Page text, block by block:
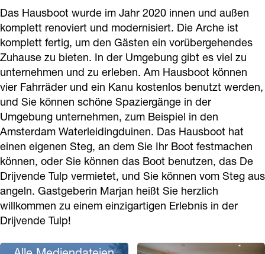
D
r
i
j
v
e
n
d
e
T
u
D
e
D
r
i
j
v
e
n
d
e
T
u
l
t
D
e
D
r
i
j
v
e
n
d
e
T
u
t
D
e
D
r
i
j
v
e
n
d
e
T
u
Das Hausboot wurde im Jahr 2020 innen und außen
komplett renoviert und modernisiert. Die Arche ist
komplett fertig, um den Gästen ein vorübergehendes
Zuhause zu bieten. In der Umgebung gibt es viel zu
unternehmen und zu erleben. Am Hausboot können
vier Fahrräder und ein Kanu kostenlos benutzt werden,
und Sie können schöne Spaziergänge in der
Umgebung unternehmen, zum Beispiel in den
Amsterdam Waterleidingduinen. Das Hausboot hat
einen eigenen Steg, an dem Sie Ihr Boot festmachen
können, oder Sie können das Boot benutzen, das De
Drijvende Tulp vermietet, und Sie können vom Steg aus
angeln. Gastgeberin Marjan heißt Sie herzlich
willkommen zu einem einzigartigen Erlebnis in der
Drijvende Tulp!